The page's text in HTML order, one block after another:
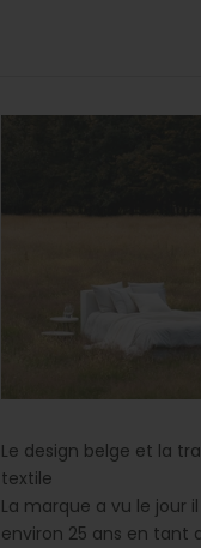
Le design belge et la
textile
La marque a vu le jour
environ 25 ans en tant